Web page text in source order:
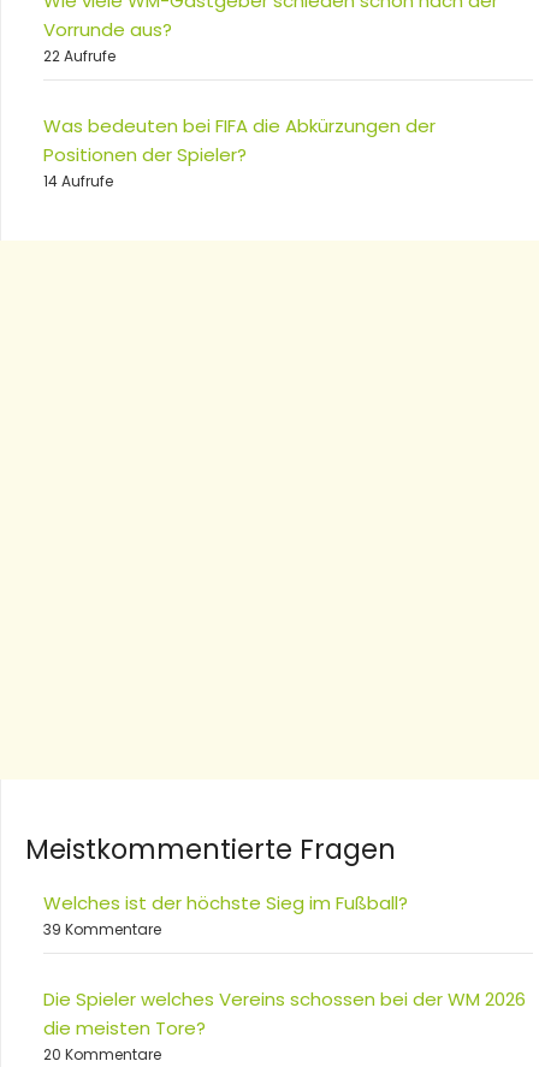
Vorrunde aus?
22 Aufrufe
Was bedeuten bei FIFA die Abkürzungen der
Positionen der Spieler?
14 Aufrufe
Meistkommentierte Fragen
Welches ist der höchste Sieg im Fußball?
39 Kommentare
Die Spieler welches Vereins schossen bei der WM 2026
die meisten Tore?
20 Kommentare